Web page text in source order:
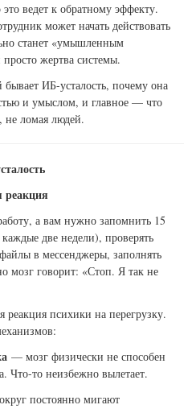
ведет к обратному эффекту.
может начать действовать
станет «умышленным
жертва системы.
бывает ИБ-усталость, почему она
и умыслом, и главное — что
не ломая людей.
реакция
а вам нужно запомнить 15
две недели), проверять
в мессенджеры, заполнять
мозг говорит: «Стоп. Я так не
психики на перегрузку.
— мозг физически не способен
Что-то неизбежно вылетает.
постоянно мигают